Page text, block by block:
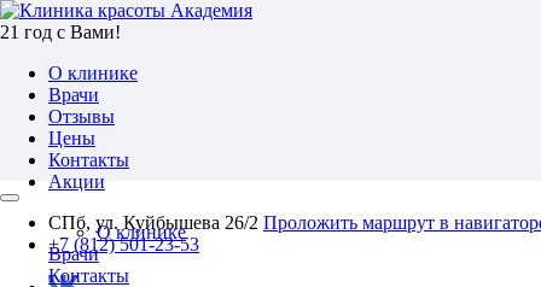
21 год с Вами!
О клинике
Врачи
Отзывы
Цены
Контакты
Акции
СПб, ул. Куйбышева 26/2 Проложить маршрут в
+7 (812) 501-23-53
О клинике
Врачи
Контакты